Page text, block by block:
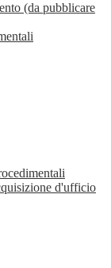
(da pubblicare
d'ufficio